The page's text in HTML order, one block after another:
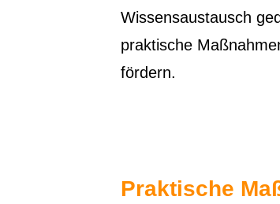
Wissensaustausch
praktische
fördern.
Praktische